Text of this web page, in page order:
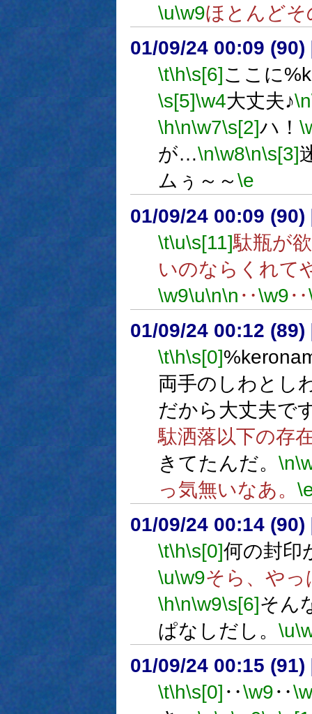
\u\w9ほとんど
01/09/24 00:09 (90)
\t\h\s[6] ここに
\s[5]\w4大丈夫♪\n
\h\n\w7\s[2]ハ！
が…\n\w8\n\s[3]
ムぅ～～\e
01/09/24 00:09 (90)
\t\u\s[11]駄瓶が
いのならくれて
\w9\u\n\n ‥\w9‥
01/09/24 00:12 (89)
\t\h\s[0]
両手のしわとし
だから大丈夫で
駄洒落以下の存
きてたんだ。 \n
っ気無いなあ。
01/09/24 00:14 (90)
\t\h\s[0]何の封印
\u\w9そら、やっ
\h\n\w9\s[6]そん
ぱなしだし。 \u
01/09/24 00:15 (91)
\t\h\s[0] ‥\w9‥